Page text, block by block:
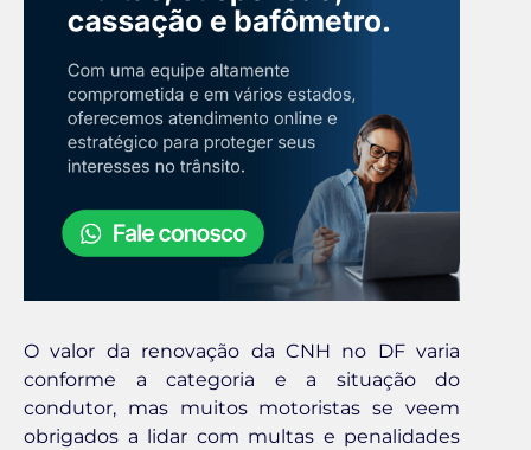
O valor da renovação da CNH no DF varia
conforme a categoria e a situação do
condutor, mas muitos motoristas se veem
obrigados a lidar com multas e penalidades